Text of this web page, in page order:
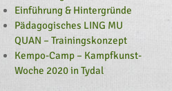
Einführung & Hintergründe
Pädagogisches LING MU
QUAN – Trainingskonzept
Kempo-Camp – Kampfkunst-
Woche 2020 in Tydal